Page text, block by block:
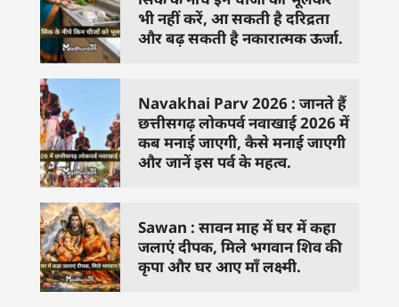
भी नहीं करें, आ सकती है दरिद्रता
और बढ़ सकती है नकारात्मक ऊर्जा.
Navakhai Parv 2026 : जानते हैं
छत्तीसगढ़ लोकपर्व नवाखाई 2026 में
कब मनाई जाएगी, कैसे मनाई जाएगी
और जानें इस पर्व के महत्व.
Sawan : सावन माह में घर में कहा
जलाएं दीपक, मिले भगवान शिव की
कृपा और घर आए माँ लक्ष्मी.